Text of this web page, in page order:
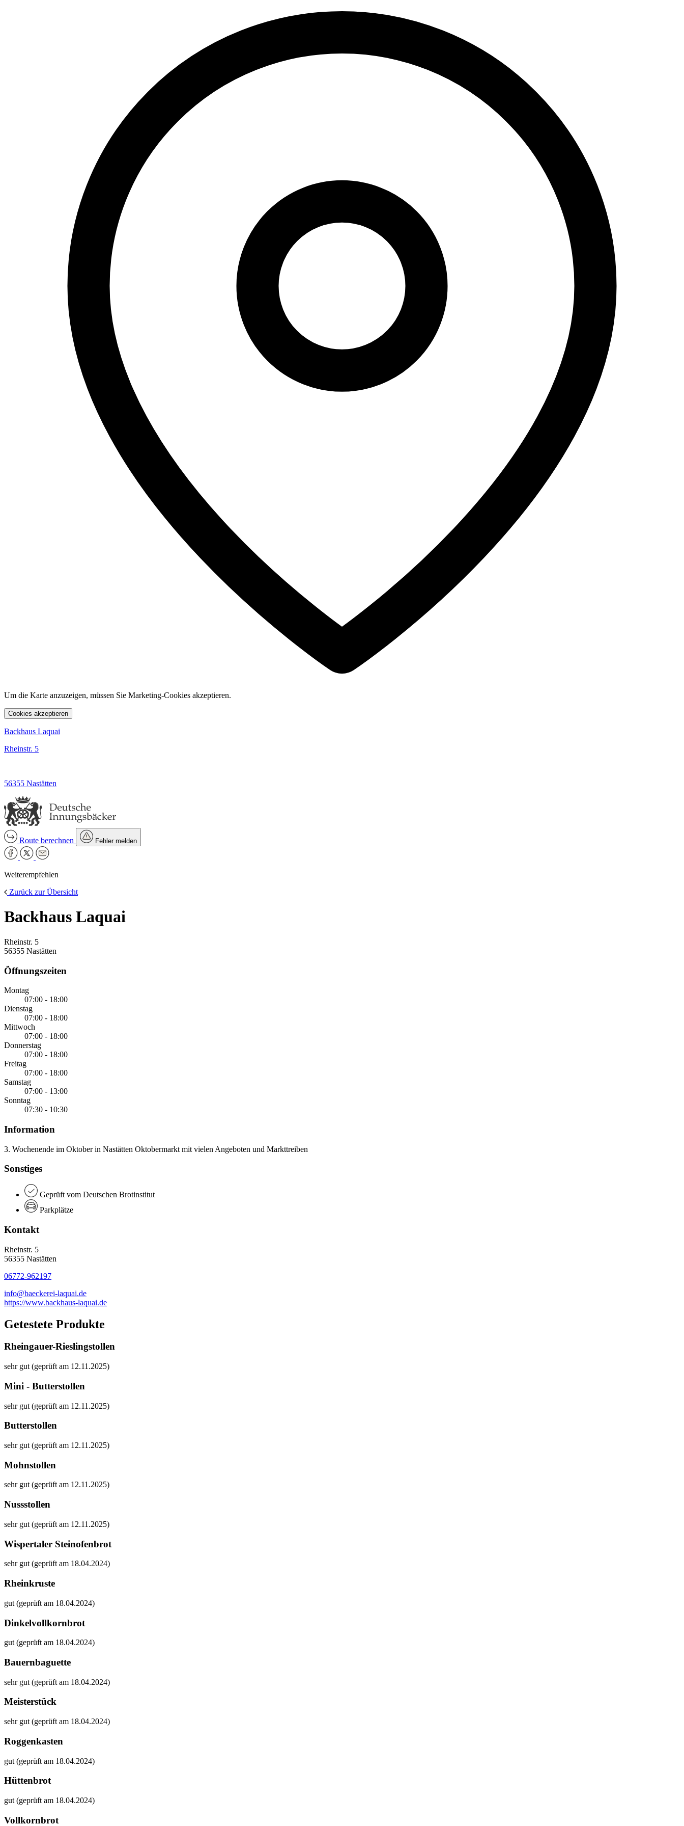
Um die Karte anzuzeigen, müssen Sie Marketing-Cookies akzeptieren.
Cookies akzeptieren
Backhaus Laquai
Rheinstr. 5
56355 Nastätten
Route berechnen Fehler melden
Weiterempfehlen
Zurück zur Übersicht
Backhaus Laquai
Rheinstr. 5
56355 Nastätten
Öffnungszeiten
Montag
07:00 - 18:00
Dienstag
07:00 - 18:00
Mittwoch
07:00 - 18:00
Donnerstag
07:00 - 18:00
Freitag
07:00 - 18:00
Samstag
07:00 - 13:00
Sonntag
07:30 - 10:30
Information
3. Wochenende im Oktober in Nastätten Oktobermarkt mit vielen Angeboten und Markttreiben
Sonstiges
Geprüft vom Deutschen Brotinstitut
Parkplätze
Kontakt
Rheinstr. 5
56355 Nastätten
06772-962197
info@baeckerei-laquai.de
https://www.backhaus-laquai.de
Getestete Produkte
Rheingauer-Rieslingstollen
sehr gut (geprüft am 12.11.2025)
Mini - Butterstollen
sehr gut (geprüft am 12.11.2025)
Butterstollen
sehr gut (geprüft am 12.11.2025)
Mohnstollen
sehr gut (geprüft am 12.11.2025)
Nussstollen
sehr gut (geprüft am 12.11.2025)
Wispertaler Steinofenbrot
sehr gut (geprüft am 18.04.2024)
Rheinkruste
gut (geprüft am 18.04.2024)
Dinkelvollkornbrot
gut (geprüft am 18.04.2024)
Bauernbaguette
sehr gut (geprüft am 18.04.2024)
Meisterstück
sehr gut (geprüft am 18.04.2024)
Roggenkasten
gut (geprüft am 18.04.2024)
Hüttenbrot
gut (geprüft am 18.04.2024)
Vollkornbrot